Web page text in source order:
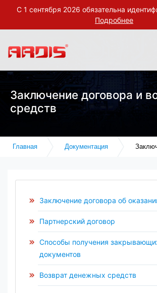
С 1 сентября 2026 обязательна
Подробнее
Заключение договора и
средств
Главная Документация
Заключение договора об
Партнерский договор
Способы получения
документов
Возврат денежных средств